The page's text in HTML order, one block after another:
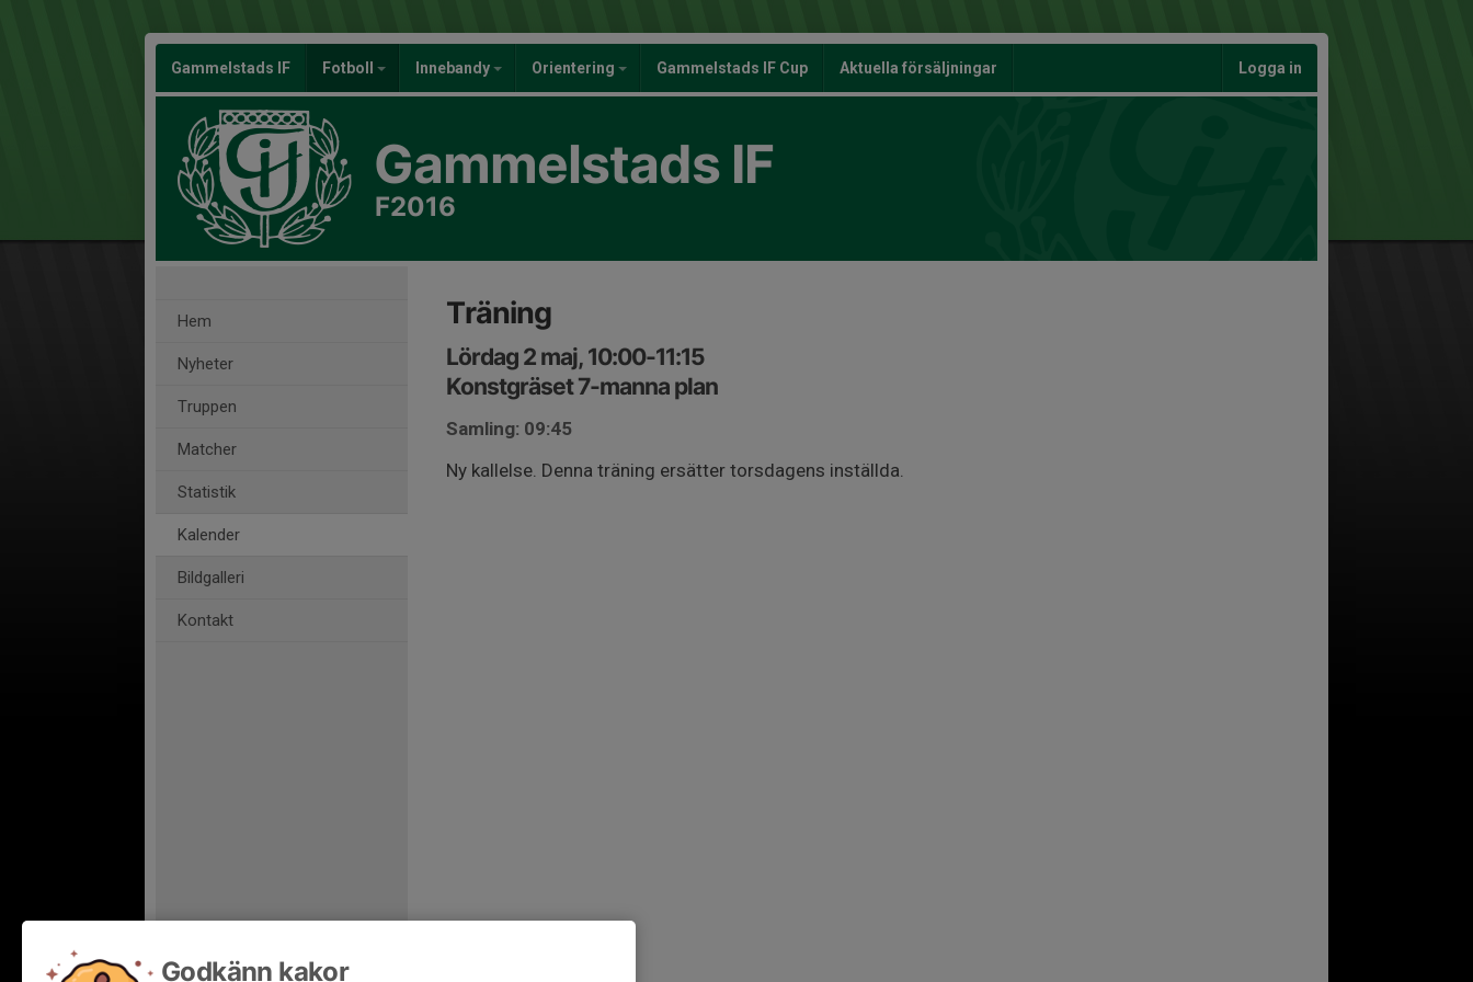
Gammelstads IF Fotboll Innebandy Orientering Gammelstads IF Cup Aktuella försäljningar Logga in
Gammelstads IF
F2016
Hem
Nyheter
Truppen
Matcher
Statistik
Kalender
Bildgalleri
Kontakt
Träning
Lördag 2 maj, 10:00-11:15
Konstgräset 7-manna plan
Samling: 09:45
Ny kallelse. Denna träning ersätter torsdagens inställda.
Godkänn kakor